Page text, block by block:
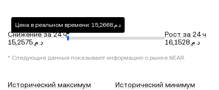
Снижение за 24 ч
د.م.15,2575
Цена в реальном времени: د.م.15,2668
Рост за 24 ч
د.م.16,1528
* Следующие данные показывают информацию о рынке NEAR.
Исторический максимум
Исторический минимум